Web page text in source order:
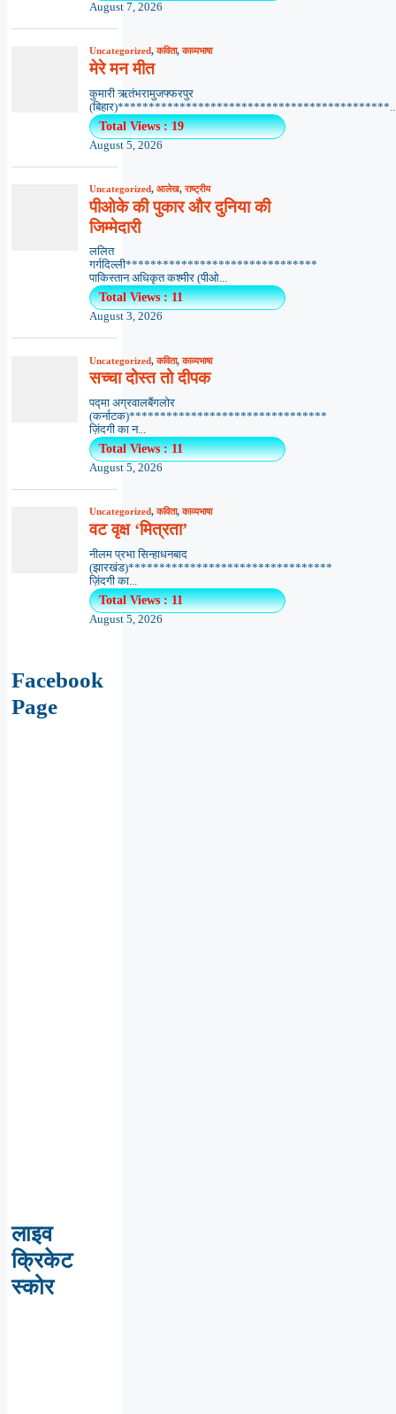
August 7, 2026
Uncategorized,कविता,काव्यभाषा
मेरे मन मीत
कुमारी ऋतंभरामुजफ्फरपुर
Total Views : 19
August 5, 2026
Uncategorized, आलेख,राष्ट्रीय
पीओके की पुकार और दुनिया की
जिम्मेदारी
ललित
गर्गदिल्ली*******************************
पाकिस्तान अधिकृत कश्मीर (पीओ...
Total Views : 11
August 3, 2026
Uncategorized,कविता,काव्यभाषा
सच्चा दोस्त तो दीपक
पद्मा अग्रवालबैंगलोर
(कर्नाटक)********************************
ज़िंदगी का न...
Total Views : 11
August 5, 2026
Uncategorized,कविता,काव्यभाषा
वट वृक्ष ‘मित्रता’
नीलम प्रभा सिन्हाधनबाद
(झारखंड)*********************************
ज़िंदगी का...
Total Views : 11
August 5, 2026
Facebook
Page
लाइव
क्रिकेट
स्कोर